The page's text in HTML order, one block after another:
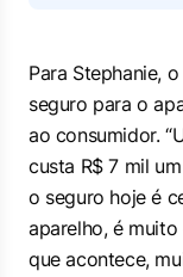
Para Stephanie,
seguro para o
ao consumidor.
custa R$ 7 mil
o seguro hoje é
aparelho, é
que acontece,